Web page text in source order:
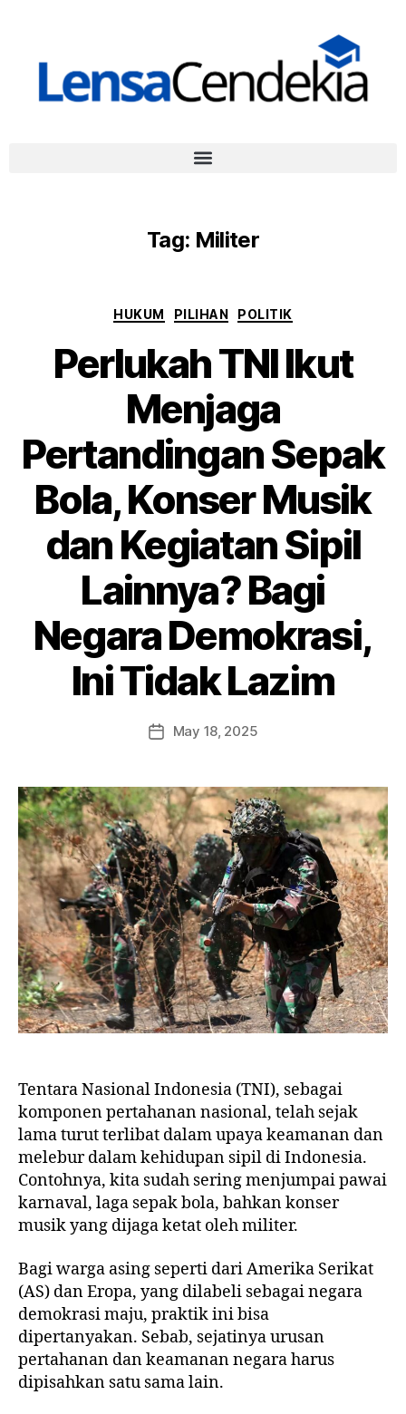
Tag: Militer
HUKUM PILIHAN POLITIK
Perlukah TNI Ikut
Menjaga
Pertandingan Sepak
Bola, Konser Musik
dan Kegiatan Sipil
Lainnya? Bagi
Negara Demokrasi,
Ini Tidak Lazim
May 18, 2025
Tentara Nasional Indonesia (TNI), sebagai
komponen pertahanan nasional, telah sejak
lama turut terlibat dalam upaya keamanan dan
melebur dalam kehidupan sipil di Indonesia.
Contohnya, kita sudah sering menjumpai pawai
karnaval, laga sepak bola, bahkan konser
musik yang dijaga ketat oleh militer.
Bagi warga asing seperti dari Amerika Serikat
(AS) dan Eropa, yang dilabeli sebagai negara
demokrasi maju, praktik ini bisa
dipertanyakan. Sebab, sejatinya urusan
pertahanan dan keamanan negara harus
dipisahkan satu sama lain.